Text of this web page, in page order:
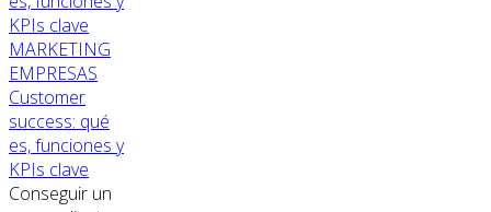
MARKETING
EMPRESAS
Customer
success: qué
es, funciones y
KPIs clave
Conseguir un